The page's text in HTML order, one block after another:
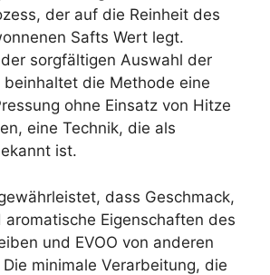
der auf die Reinheit des
Safts Wert legt.
sorgfältigen Auswahl der
die Methode eine
ohne Einsatz von Hitze
eine Technik, die als
ist.
dass Geschmack,
Eigenschaften des
und EVOO von anderen
minimale Verarbeitung, die